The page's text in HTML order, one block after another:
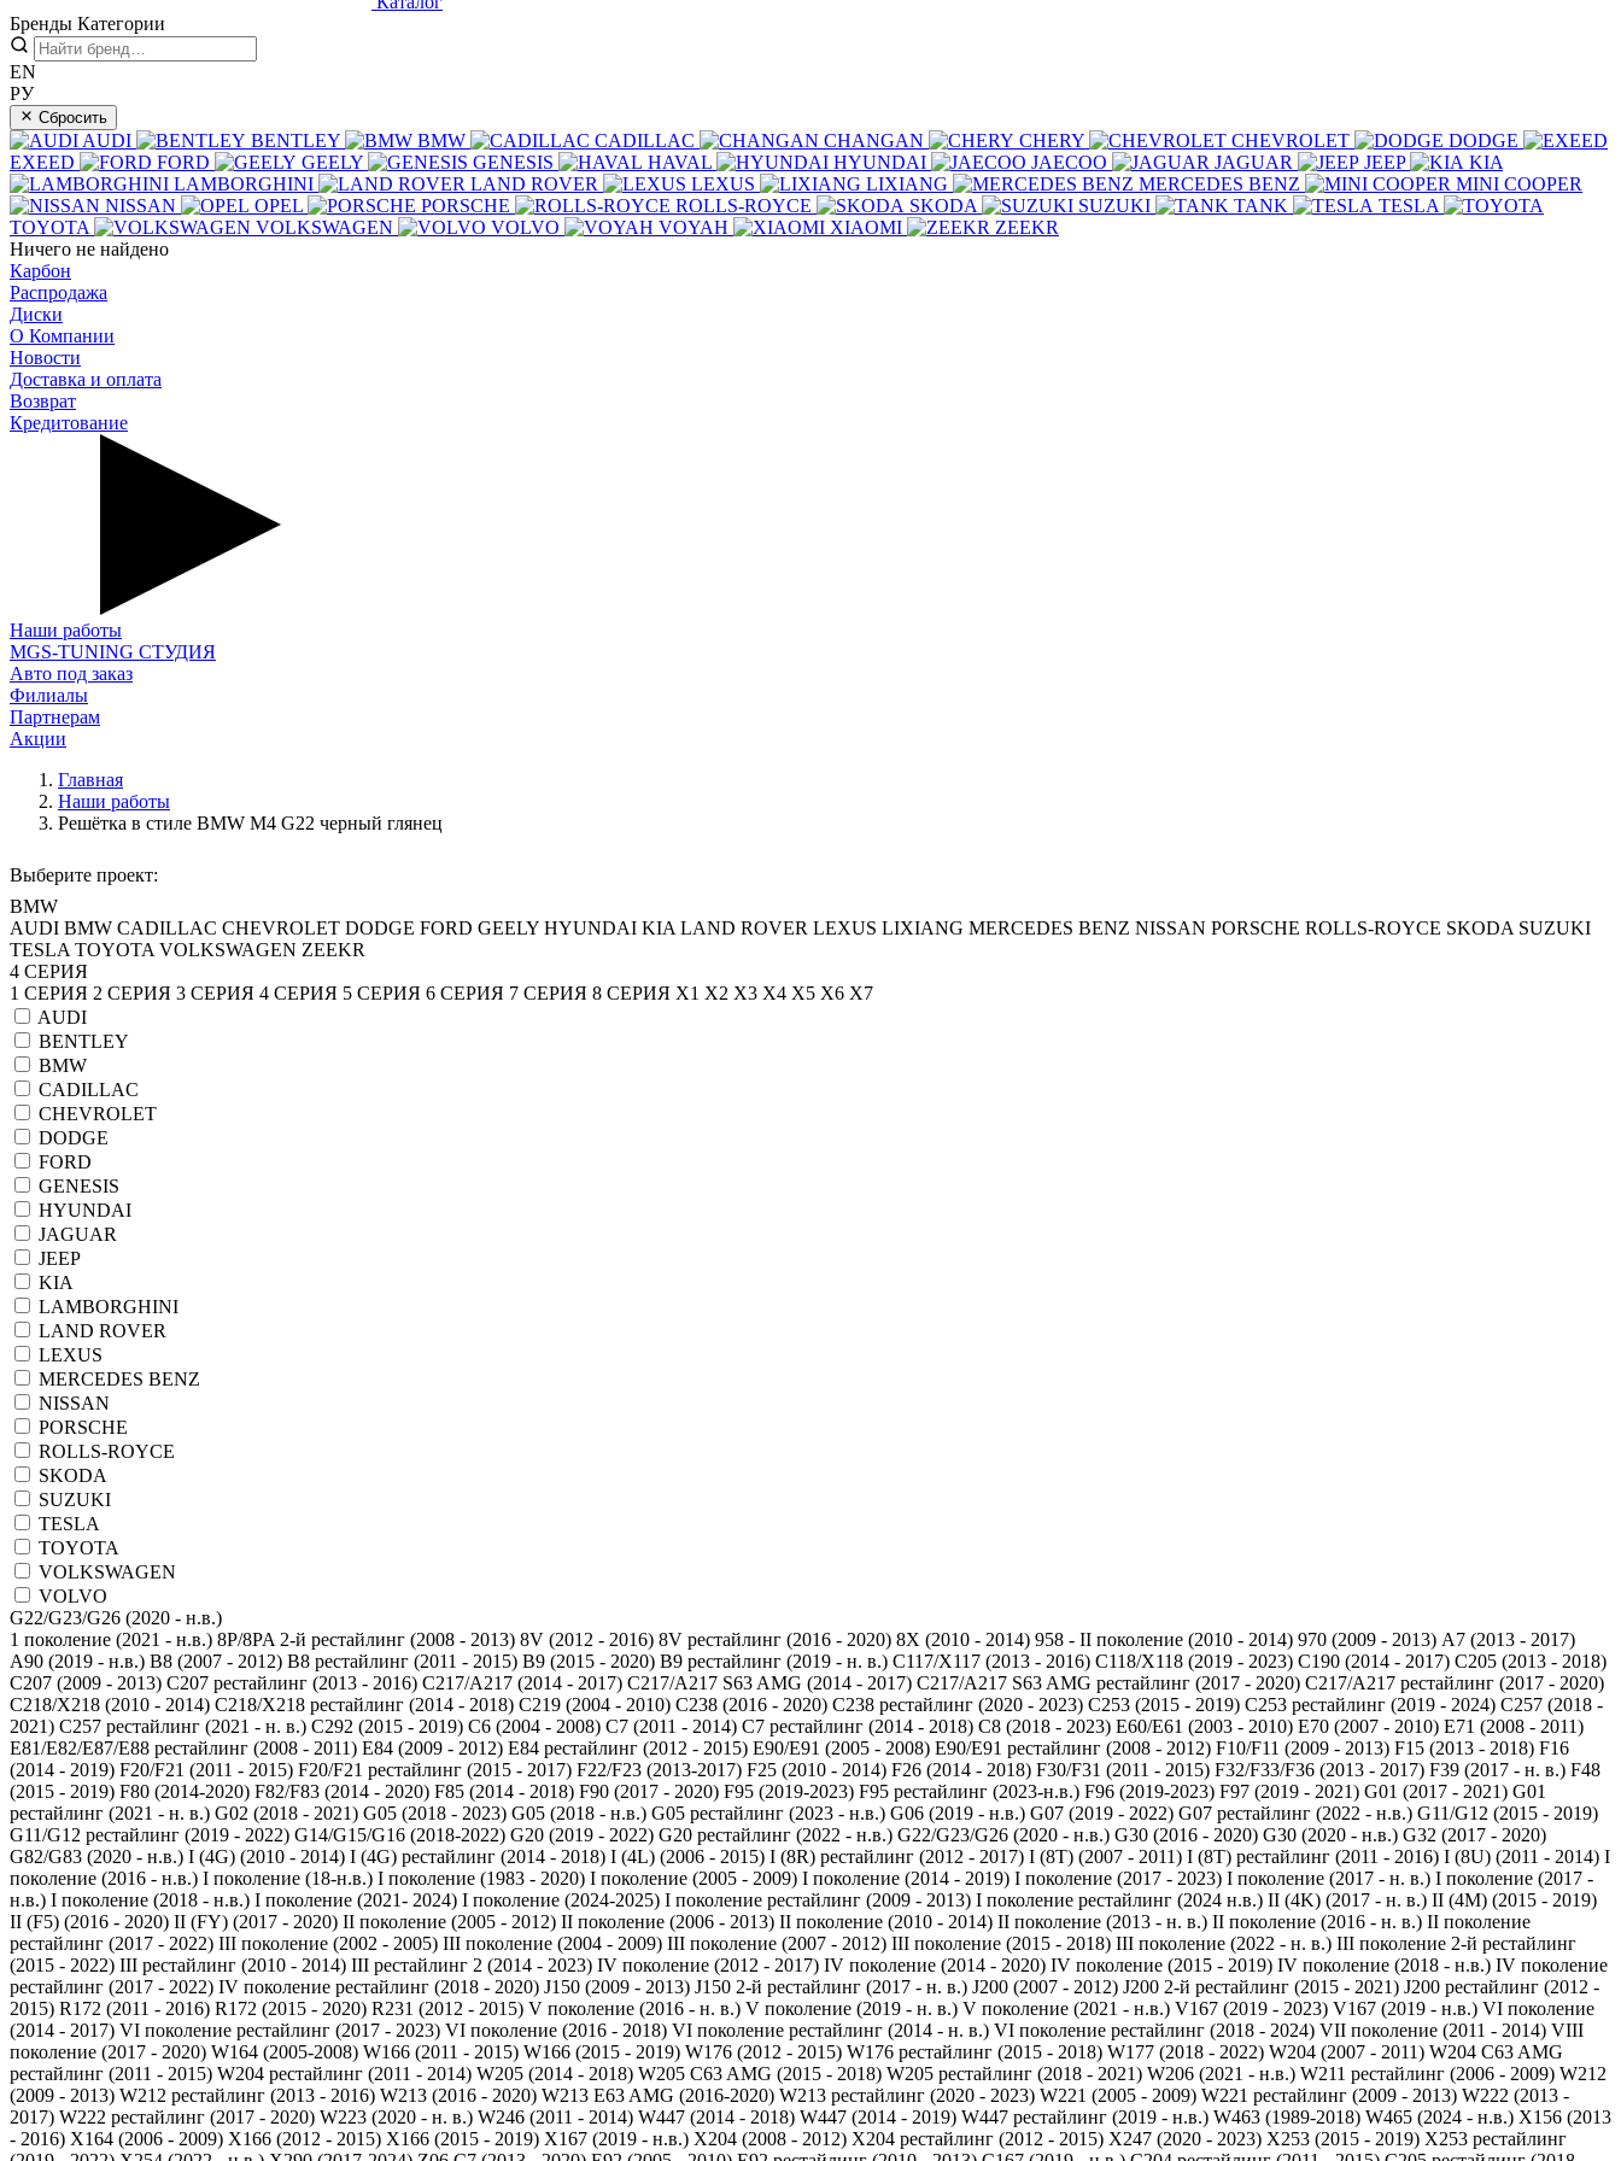
Бренды Категории
EN
РУ
Сбросить
AUDI BENTLEY BMW CADILLAC CHANGAN CHERY CHEVROLET
DODGE
EXEED
FORD GEELY GENESIS HAVAL HYUNDAI JAECOO JAGUAR JEEP
KIA
LAMBORGHINI
LAND ROVER LEXUS LIXIANG MERCEDES BENZ
MINI COOPER
NISSAN
OPEL PORSCHE ROLLS-ROYCE SKODA SUZUKI TANK
TESLA
TOYOTA
VOLKSWAGEN VOLVO VOYAH XIAOMI
ZEEKR
Ничего не найдено
Карбон
Распродажа
Диски
О Компании
Новости
Доставка и оплата
Возврат
Кредитование
Наши работы
MGS-TUNING СТУДИЯ
Авто под заказ
Филиалы
Партнерам
Акции
Главная
Наши работы
Решётка в стиле BMW M4 G22 черный глянец
Выберите проект:
BMW
AUDI BMW CADILLAC CHEVROLET DODGE FORD GEELY HYUNDAI KIA LAND ROVER LEXUS LIXIANG MERCEDES BENZ NISSAN PORSCHE ROLLS-ROYCE SKODA SUZUKI
TESLA TOYOTA VOLKSWAGEN ZEEKR
4 СЕРИЯ
1 СЕРИЯ 2 СЕРИЯ 3 СЕРИЯ 4 СЕРИЯ 5 СЕРИЯ 6 СЕРИЯ 7 СЕРИЯ 8 СЕРИЯ X1 X2 X3 X4 X5 X6 X7
AUDI
BENTLEY
BMW
CADILLAC
CHEVROLET
DODGE
FORD
GENESIS
HYUNDAI
JAGUAR
JEEP
KIA
LAMBORGHINI
LAND ROVER
LEXUS
MERCEDES BENZ
NISSAN
PORSCHE
ROLLS-ROYCE
SKODA
SUZUKI
TESLA
TOYOTA
VOLKSWAGEN
VOLVO
1 поколение (2021 - н.в.) 8P/8PA 2-й рестайлинг (2008 - 2013) 8V (2012 - 2016) 8V рестайлинг (2016 - 2020) 8X (2010 - 2014) 958 - II поколение (2010 - 2014) 970 (2009 - 2013) A7 (2013 - 2017)
A90 (2019 - н.в.) B8 (2007 - 2012) B8 рестайлинг (2011 - 2015) B9 (2015 - 2020) B9 рестайлинг (2019 - н. в.) C117/X117 (2013 - 2016) C118/X118 (2019 - 2023) C190 (2014 - 2017) C205 (2013 - 2018)
C207 (2009 - 2013) C207 рестайлинг (2013 - 2016) C217/A217 (2014 - 2017) C217/A217 S63 AMG (2014 - 2017) C217/A217 S63 AMG рестайлинг (2017 - 2020) C217/A217 рестайлинг (2017 - 2020)
C218/X218 (2010 - 2014) C218/X218 рестайлинг (2014 - 2018) C219 (2004 - 2010) C238 (2016 - 2020) C238 рестайлинг (2020 - 2023) C253 (2015 - 2019) C253 рестайлинг (2019 - 2024) C257 (2018 -
2021) C257 рестайлинг (2021 - н. в.) C292 (2015 - 2019) C6 (2004 - 2008) C7 (2011 - 2014) C7 рестайлинг (2014 - 2018) C8 (2018 - 2023) E60/E61 (2003 - 2010) E70 (2007 - 2010) E71 (2008 - 2011)
E81/E82/E87/E88 рестайлинг (2008 - 2011) E84 (2009 - 2012) E84 рестайлинг (2012 - 2015) E90/E91 (2005 - 2008) E90/E91 рестайлинг (2008 - 2012) F10/F11 (2009 - 2013) F15 (2013 - 2018) F16
(2014 - 2019) F20/F21 (2011 - 2015) F20/F21 рестайлинг (2015 - 2017) F22/F23 (2013-2017) F25 (2010 - 2014) F26 (2014 - 2018) F30/F31 (2011 - 2015) F32/F33/F36 (2013 - 2017) F39 (2017 - н. в.) F48
(2015 - 2019) F80 (2014-2020) F82/F83 (2014 - 2020) F85 (2014 - 2018) F90 (2017 - 2020) F95 (2019-2023) F95 рестайлинг (2023-н.в.) F96 (2019-2023) F97 (2019 - 2021) G01 (2017 - 2021) G01
рестайлинг (2021 - н. в.) G02 (2018 - 2021) G05 (2018 - 2023) G05 (2018 - н.в.) G05 рестайлинг (2023 - н.в.) G06 (2019 - н.в.) G07 (2019 - 2022) G07 рестайлинг (2022 - н.в.) G11/G12 (2015 - 2019)
G11/G12 рестайлинг (2019 - 2022) G14/G15/G16 (2018-2022) G20 (2019 - 2022) G20 рестайлинг (2022 - н.в.) G22/G23/G26 (2020 - н.в.) G30 (2016 - 2020) G30 (2020 - н.в.) G32 (2017 - 2020)
G82/G83 (2020 - н.в.) I (4G) (2010 - 2014) I (4G) рестайлинг (2014 - 2018) I (4L) (2006 - 2015) I (8R) рестайлинг (2012 - 2017) I (8T) (2007 - 2011) I (8T) рестайлинг (2011 - 2016) I (8U) (2011 - 2014) I
поколение (2016 - н.в.) I поколение (18-н.в.) I поколение (1983 - 2020) I поколение (2005 - 2009) I поколение (2014 - 2019) I поколение (2017 - 2023) I поколение (2017 - н. в.) I поколение (2017 -
н.в.) I поколение (2018 - н.в.) I поколение (2021- 2024) I поколение (2024-2025) I поколение рестайлинг (2009 - 2013) I поколение рестайлинг (2024 н.в.) II (4K) (2017 - н. в.) II (4M) (2015 - 2019)
II (F5) (2016 - 2020) II (FY) (2017 - 2020) II поколение (2005 - 2012) II поколение (2006 - 2013) II поколение (2010 - 2014) II поколение (2013 - н. в.) II поколение (2016 - н. в.) II поколение
рестайлинг (2017 - 2022) III поколение (2002 - 2005) III поколение (2004 - 2009) III поколение (2007 - 2012) III поколение (2015 - 2018) III поколение (2022 - н. в.) III поколение 2-й рестайлинг
(2015 - 2022) III рестайлинг (2010 - 2014) III рестайлинг 2 (2014 - 2023) IV поколение (2012 - 2017) IV поколение (2014 - 2020) IV поколение (2015 - 2019) IV поколение (2018 - н.в.) IV поколение
рестайлинг (2017 - 2022) IV поколение рестайлинг (2018 - 2020) J150 (2009 - 2013) J150 2-й рестайлинг (2017 - н. в.) J200 (2007 - 2012) J200 2-й рестайлинг (2015 - 2021) J200 рестайлинг (2012 -
2015) R172 (2011 - 2016) R172 (2015 - 2020) R231 (2012 - 2015) V поколение (2016 - н. в.) V поколение (2019 - н. в.) V поколение (2021 - н.в.) V167 (2019 - 2023) V167 (2019 - н.в.) VI поколение
(2014 - 2017) VI поколение рестайлинг (2017 - 2023) VI поколение (2016 - 2018) VI поколение рестайлинг (2014 - н. в.) VI поколение рестайлинг (2018 - 2024) VII поколение (2011 - 2014) VIII
поколение (2017 - 2020) W164 (2005-2008) W166 (2011 - 2015) W166 (2015 - 2019) W176 (2012 - 2015) W176 рестайлинг (2015 - 2018) W177 (2018 - 2022) W204 (2007 - 2011) W204 C63 AMG
рестайлинг (2011 - 2015) W204 рестайлинг (2011 - 2014) W205 (2014 - 2018) W205 C63 AMG (2015 - 2018) W205 рестайлинг (2018 - 2021) W206 (2021 - н.в.) W211 рестайлинг (2006 - 2009) W212
(2009 - 2013) W212 рестайлинг (2013 - 2016) W213 (2016 - 2020) W213 E63 AMG (2016-2020) W213 рестайлинг (2020 - 2023) W221 (2005 - 2009) W221 рестайлинг (2009 - 2013) W222 (2013 -
2017) W222 рестайлинг (2017 - 2020) W223 (2020 - н. в.) W246 (2011 - 2014) W447 (2014 - 2018) W447 (2014 - 2019) W447 рестайлинг (2019 - н.в.) W463 (1989-2018) W465 (2024 - н.в.) X156 (2013
- 2016) X164 (2006 - 2009) X166 (2012 - 2015) X166 (2015 - 2019) X167 (2019 - н.в.) X204 (2008 - 2012) X204 рестайлинг (2012 - 2015) X247 (2020 - 2023) X253 (2015 - 2019) X253 рестайлинг